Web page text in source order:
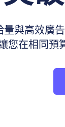
量與高效廣
您在相同預